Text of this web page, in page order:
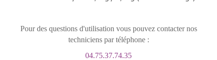
Pour des questions d'utilisation vous pouvez contacter nos
techniciens par téléphone :
04.75.37.74.35